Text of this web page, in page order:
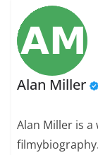
Alan Miller
Alan Miller is